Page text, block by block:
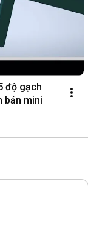
độ gạch
bản mini